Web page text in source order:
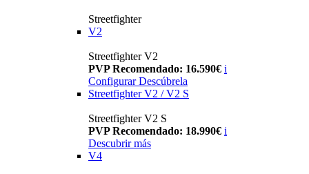
Streetfighter
V2
Streetfighter V2
PVP Recomendado: 16.590€ i
Configurar Descúbrela
Streetfighter V2 / V2 S
Streetfighter V2 S
PVP Recomendado: 18.990€ i
Descubrir más
V4